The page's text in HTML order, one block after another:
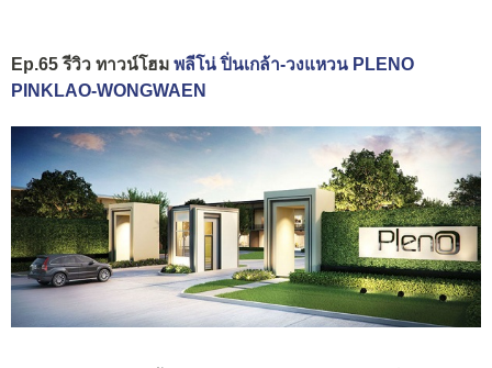
Ep.65 รีวิว ทาวน์โฮม พลีโน่ ปิ่นเกล้า-วงแหวน PLENO
PINKLAO-WONGWAEN